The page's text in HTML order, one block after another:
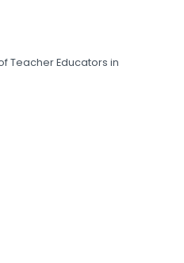
Teacher Educators in